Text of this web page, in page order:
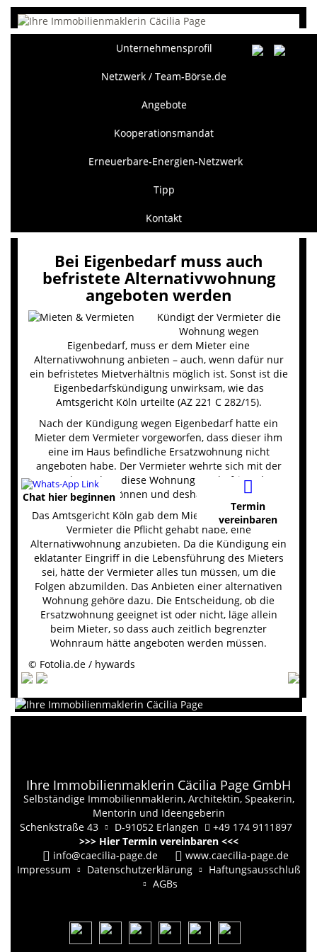
Chat hier beginnen
Termin
vereinbaren
Unternehmensprofil
Netzwerk / Team-Börse.de
Angebote
Kooperationsmandat
Erneuerbare-Energien-Netzwerk
Tipp
Kontakt
Bei Eigenbedarf muss auch
befristete Alternativwohnung
angeboten werden
Kündigt der Vermieter die
Wohnung wegen
Eigenbedarf, muss er dem Mieter eine
Alternativwohnung anbieten – auch, wenn dafür nur
ein befristetes Mietverhältnis möglich ist. Sonst ist die
Eigenbedarfskündigung unwirksam, wie das
Amtsgericht Köln urteilte (AZ 221 C 282/15).
Nach der Kündigung wegen Eigenbedarf hatte ein
Mieter dem Vermieter vorgeworfen, dass dieser ihm
eine im Haus befindliche Ersatzwohnung nicht
angeboten habe. Der Vermieter wehrte sich mit der
Begründung, dass diese Wohnung nur befristet hätte
bezogen werden können und deshalb ungeeignet sei.
Das Amtsgericht Köln gab dem Mieter Recht, weil der
Vermieter die Pflicht gehabt habe, eine
Alternativwohnung anzubieten. Da die Kündigung ein
eklatanter Eingriff in die Lebensführung des Mieters
sei, hätte der Vermieter alles tun müssen, um die
Folgen abzumilden. Das Anbieten einer alternativen
Wohnung gehöre dazu. Die Entscheidung, ob die
Ersatzwohnung geeignet ist oder nicht, läge allein
beim Mieter, so dass auch zeitlich begrenzter
Wohnraum hätte angeboten werden müssen.
© Fotolia.de / hywards
Ihre Immobilienmaklerin Cäcilia Page GmbH
Selbständige Immobilienmaklerin, Architektin, Speakerin,
Mentorin und Ideengeberin
Schenkstraße 43
D-91052 Erlangen
+49 174 9111897
>>> Hier Termin vereinbaren <<<
info@caecilia-page.de
www.caecilia-page.de
Impressum
Datenschutzerklärung
Haftungsausschluß
AGBs